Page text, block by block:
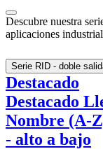
Descubre nuestra
aplicaciones
Serie RID - doble
Destacado
Destacado
Nombre (A-
- alto a bajo